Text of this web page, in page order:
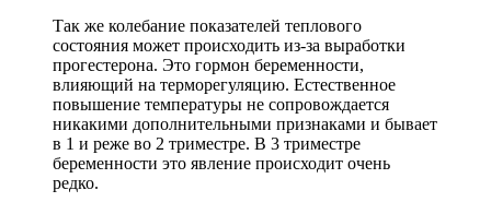
Так же колебание показателей теплового
состояния может происходить из-за выработки
прогестерона. Это гормон беременности,
влияющий на терморегуляцию. Естественное
повышение температуры не сопровождается
никакими дополнительными признаками и бывает
в 1 и реже во 2 триместре. В 3 триместре
беременности это явление происходит очень
редко.